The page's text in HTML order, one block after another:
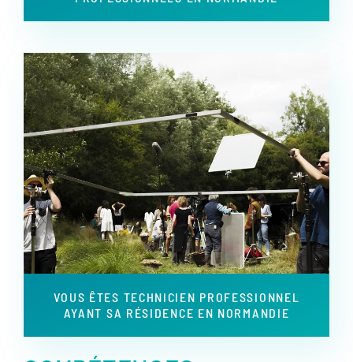
VOUS ÊTES TECHNICIEN PROFESSIONNEL
AYANT SA RÉSIDENCE EN NORMANDIE